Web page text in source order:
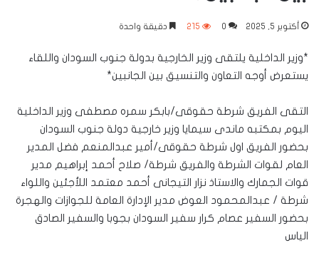
أكتوبر 5, 2025 0
215 دقيقة واحدة
*وزير الداخلية يلتقى وزير الخارجية بدولة جنوب السودان واللقاء
يستعرض أوجه التعاون والتنسيق بين الجانبين*
التقى الفريق شرطة حقوقى/بابكر سمره مصطفى وزير الداخلية
اليوم بمكتبه ماندى سيمايا وزير خارجية دولة جنوب السودان
بحضور الفريق اول شرطة حقوقى/أمير عبدالمنعم فضل المدير
العام لقوات الشرطة والفريق شرطة/ صلاح أحمد إبراهيم مدير
قوات الجمارك والاستاذ نزار التيجانى أحمد معتمد اللأجئين واللواء
شرطة / عبدالمحمود العوض مدير الإدارة العامة للجوازات والهجرة
بحضور السفير عصام كرار سفير السودان بجوبا والسفير الصادق
الياس